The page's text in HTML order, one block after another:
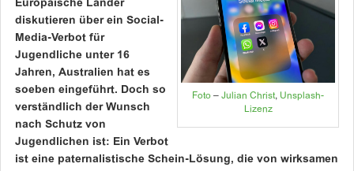
Foto – Julian Christ, Unsplash-
Lizenz
Europäische Länder
diskutieren über ein Social-
Media-Verbot für
Jugendliche unter 16
Jahren, Australien hat es
soeben eingeführt. Doch so
verständlich der Wunsch
nach Schutz von
Jugendlichen ist: Ein Verbot
ist eine paternalistische Schein-Lösung, die von wirksamen